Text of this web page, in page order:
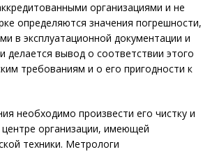
организациями и не
определяются значения погрешности,
в эксплуатационной документации и
делается вывод о соответствии этого
требованиям и о его пригодности к
необходимо произвести его чистку и
организации, имеющей
техники. Метрологи